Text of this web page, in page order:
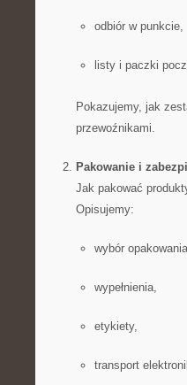
odbiór w punkcie,
listy i paczki
Pokazujemy, jak
przewoźnikami.
Pakowanie i
Jak pakować
Opisujemy:
wybór
wypełnienia,
etykiety,
transport